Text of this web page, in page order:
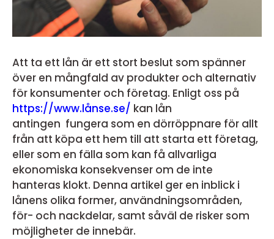
Att ta ett lån är ett stort beslut som spänner
över en mångfald av produkter och alternativ
för konsumenter och företag. Enligt oss på
https://www.lånse.se/ kan lån
antingen fungera som en dörröppnare för allt
från att köpa ett hem till att starta ett företag,
eller som en fälla som kan få allvarliga
ekonomiska konsekvenser om de inte
hanteras klokt. Denna artikel ger en inblick i
lånens olika former, användningsområden,
för- och nackdelar, samt såväl de risker som
möjligheter de innebär.